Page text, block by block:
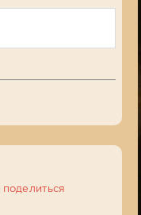
поделиться